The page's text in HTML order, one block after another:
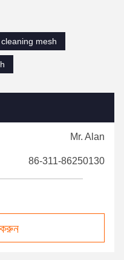
mesh
Mr. Alan
86-311-86250130